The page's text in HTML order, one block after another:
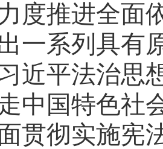
度推进全面
一系列具有
近平法治思
中国特色社
贯彻实施宪